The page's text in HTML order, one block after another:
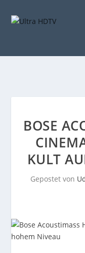
BOSE
KULT
Gepostet von